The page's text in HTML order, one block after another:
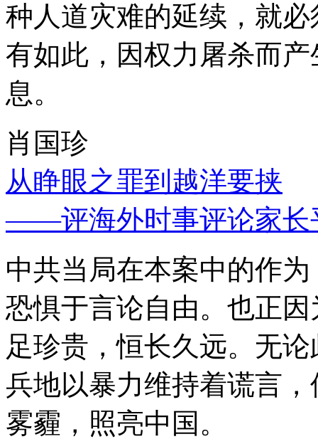
种人道灾难的延续，就
有如此，因权力屠杀而
息。
肖国珍
从睁眼之罪到越洋要挟
——评海外时事评论家长
中共当局在本案中的作
恐惧于言论自由。也正
足珍贵，恒长久远。无
兵地以暴力维持着谎言
雾霾，照亮中国。